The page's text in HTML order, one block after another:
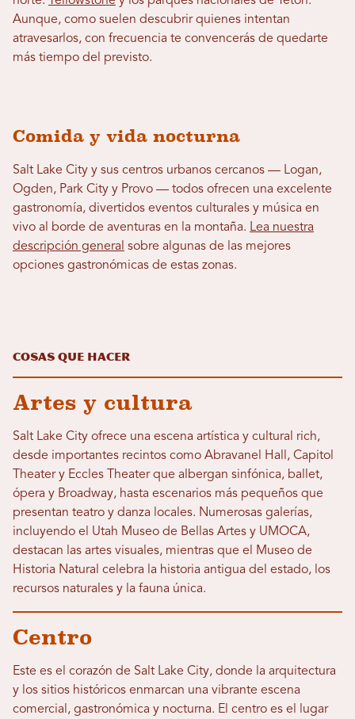
Aunque, como suelen descubrir quienes intentan
atravesarlos, con frecuencia te convencerás de quedarte
más tiempo del previsto.
Comida y vida nocturna
Salt Lake City y sus centros urbanos cercanos — Logan,
Ogden, Park City y Provo — todos ofrecen una excelente
gastronomía, divertidos eventos culturales y música en
vivo al borde de aventuras en la montaña. Lea nuestra
descripción general sobre algunas de las mejores
opciones gastronómicas de estas zonas.
Cosas que hacer
Artes y cultura
Salt Lake City ofrece una escena artística y cultural rich,
desde importantes recintos como Abravanel Hall, Capitol
Theater y Eccles Theater que albergan sinfónica, ballet,
ópera y Broadway, hasta escenarios más pequeños que
presentan teatro y danza locales. Numerosas galerías,
incluyendo el Utah Museo de Bellas Artes y UMOCA,
destacan las artes visuales, mientras que el Museo de
Historia Natural celebra la historia antigua del estado, los
recursos naturales y la fauna única.
Centro
Este es el corazón de Salt Lake City, donde la arquitectura
y los sitios históricos enmarcan una vibrante escena
comercial, gastronómica y nocturna. El centro es el lugar